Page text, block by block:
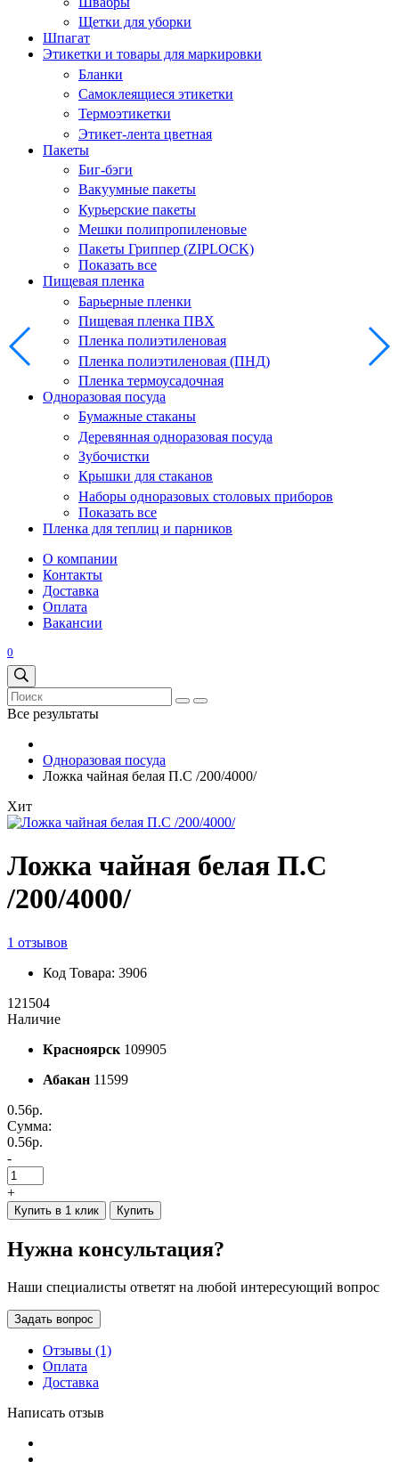
Щетки для уборки
Шпагат
Этикетки и товары для маркировки
Бланки
Самоклеящиеся этикетки
Термоэтикетки
Этикет-лента цветная
Пакеты
Биг-бэги
Вакуумные пакеты
Курьерские пакеты
Мешки полипропиленовые
Пакеты Гриппер (ZIPLOCK)
Показать все
Пищевая пленка
Барьерные пленки
Пищевая пленка ПВХ
Пленка полиэтиленовая
Пленка полиэтиленовая (ПНД)
Пленка термоусадочная
Одноразовая посуда
Бумажные стаканы
Деревянная одноразовая посуда
Зубочистки
Крышки для стаканов
Наборы одноразовых столовых приборов
Показать все
Пленка для теплиц и парников
О компании
Контакты
Доставка
Оплата
Вакансии
0
Все результаты
Одноразовая посуда
Ложка чайная белая П.С /200/4000/
Хит
Ложка чайная белая П.С
/200/4000/
1 отзывов
Код Товара: 3906
121504
Наличие
Красноярск 109905
Абакан 11599
0.56р.
Сумма:
0.56р.
-
+
Купить в 1 клик Купить
Нужна консультация?
Наши специалисты ответят на любой интересующий вопрос
Задать вопрос
Отзывы (1)
Оплата
Доставка
Написать отзыв